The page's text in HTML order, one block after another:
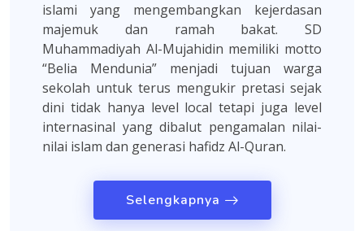
islami yang mengembangkan kejerdasan
majemuk dan ramah bakat. SD
Muhammadiyah Al-Mujahidin memiliki motto
“Belia Mendunia” menjadi tujuan warga
sekolah untuk terus mengukir pretasi sejak
dini tidak hanya level local tetapi juga level
internasinal yang dibalut pengamalan nilai-
nilai islam dan generasi hafidz Al-Quran.
Selengkapnya